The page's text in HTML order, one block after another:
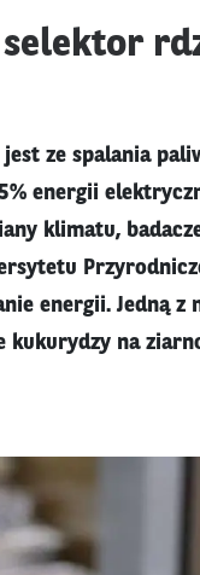
ze spalania
energii
klimatu,
energii. Jedną z
kukurydzy na